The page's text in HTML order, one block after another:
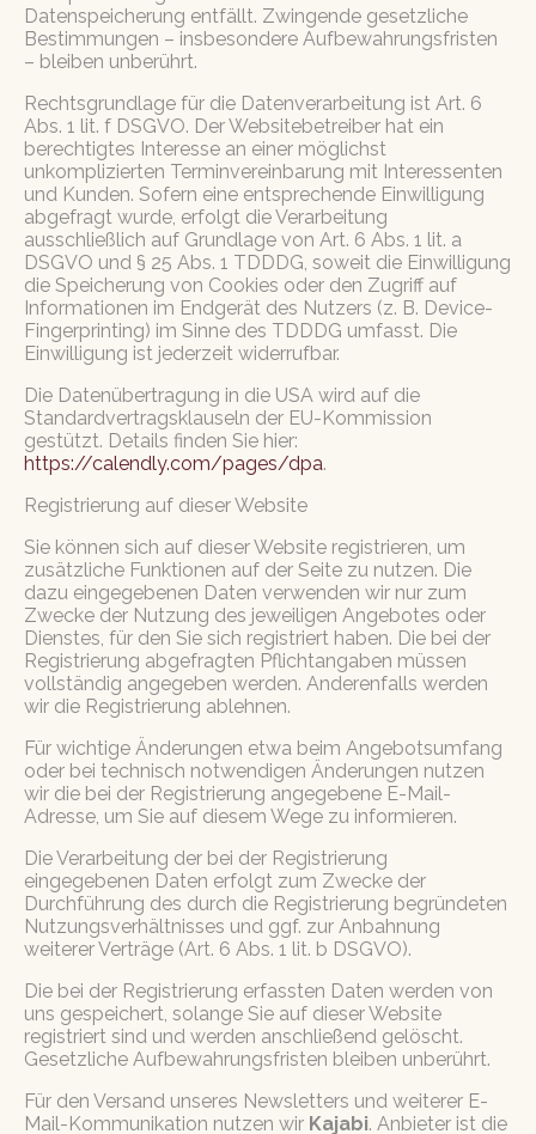
Datenspeicherung entfällt. Zwingende gesetzliche
Bestimmungen – insbesondere Aufbewahrungsfristen
– bleiben unberührt.
Rechtsgrundlage für die Datenverarbeitung ist Art. 6
Abs. 1 lit. f DSGVO. Der Websitebetreiber hat ein
berechtigtes Interesse an einer möglichst
unkomplizierten Terminvereinbarung mit Interessenten
und Kunden. Sofern eine entsprechende Einwilligung
abgefragt wurde, erfolgt die Verarbeitung
ausschließlich auf Grundlage von Art. 6 Abs. 1 lit. a
DSGVO und § 25 Abs. 1 TDDDG, soweit die Einwilligung
die Speicherung von Cookies oder den Zugriff auf
Informationen im Endgerät des Nutzers (z. B. Device-
Fingerprinting) im Sinne des TDDDG umfasst. Die
Einwilligung ist jederzeit widerrufbar.
Die Datenübertragung in die USA wird auf die
Standardvertragsklauseln der EU-Kommission
gestützt. Details finden Sie hier:
https://calendly.com/pages/dpa.
Registrierung auf dieser Website
Sie können sich auf dieser Website registrieren, um
zusätzliche Funktionen auf der Seite zu nutzen. Die
dazu eingegebenen Daten verwenden wir nur zum
Zwecke der Nutzung des jeweiligen Angebotes oder
Dienstes, für den Sie sich registriert haben. Die bei der
Registrierung abgefragten Pflichtangaben müssen
vollständig angegeben werden. Anderenfalls werden
wir die Registrierung ablehnen.
Für wichtige Änderungen etwa beim Angebotsumfang
oder bei technisch notwendigen Änderungen nutzen
wir die bei der Registrierung angegebene E-Mail-
Adresse, um Sie auf diesem Wege zu informieren.
Die Verarbeitung der bei der Registrierung
eingegebenen Daten erfolgt zum Zwecke der
Durchführung des durch die Registrierung begründeten
Nutzungsverhältnisses und ggf. zur Anbahnung
weiterer Verträge (Art. 6 Abs. 1 lit. b DSGVO).
Die bei der Registrierung erfassten Daten werden von
uns gespeichert, solange Sie auf dieser Website
registriert sind und werden anschließend gelöscht.
Gesetzliche Aufbewahrungsfristen bleiben unberührt.
Für den Versand unseres Newsletters und weiterer E-
Mail-Kommunikation nutzen wir Kajabi. Anbieter ist die